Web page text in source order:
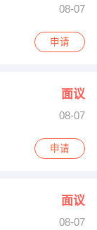
08-07
申请
面议
08-07
段
申请
面议
08-07